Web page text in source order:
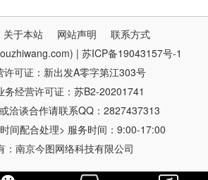
关于本站 网站声明
联系方式
| 苏ICP备19043157号-1
许可证：新出发A零字第江303号
务经营许可证：苏B2-20201741
洽谈合作请联系QQ：2827437313
间配合处理> 服务时间：9:00-17:00
：南京今图网络科技有限公司